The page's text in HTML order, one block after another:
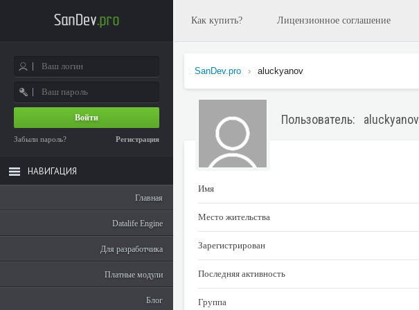
Как купить? Лицензионное соглашение
SanDev.pro › aluckyanov
Пользователь: aluckyanov
Имя
Место жительства
Зарегистрирован
Последняя активность
Группа
Войти
Регистрация
Забыли пароль?
НАВИГАЦИЯ
Главная
Datalife Engine
Для разработчика
Платные модули
Блог